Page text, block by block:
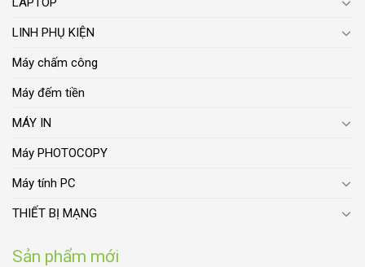
LINH PHỤ KIỆN
Máy chấm công
Máy đếm tiền
MÁY IN
Máy PHOTOCOPY
Máy tính PC
THIẾT BỊ MẠNG
Sản phẩm mới